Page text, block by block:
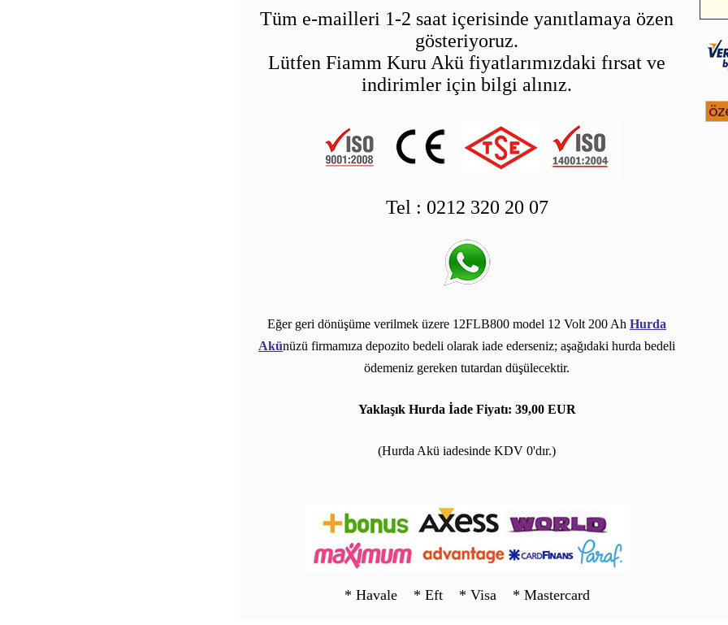
Tüm e-mailleri 1-2 saat içerisinde yanıtlamaya özen
gösteriyoruz.
Lütfen Fiamm Kuru Akü fiyatlarımızdaki fırsat ve
indirimler için bilgi alınız.
Tel : 0212 320 20 07
Eğer geri dönüşüme verilmek üzere 12FLB800 model 12 Volt 200 Ah Hurda
Akünüzü firmamıza depozito bedeli olarak iade ederseniz; aşağıdaki hurda bedeli
ödemeniz gereken tutardan düşülecektir.
Yaklaşık Hurda İade Fiyatı: 39,00 EUR
(Hurda Akü iadesinde KDV 0'dır.)
* Havale * Eft * Visa * Mastercard